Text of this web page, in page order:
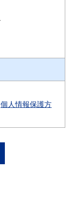
個人情報保護方